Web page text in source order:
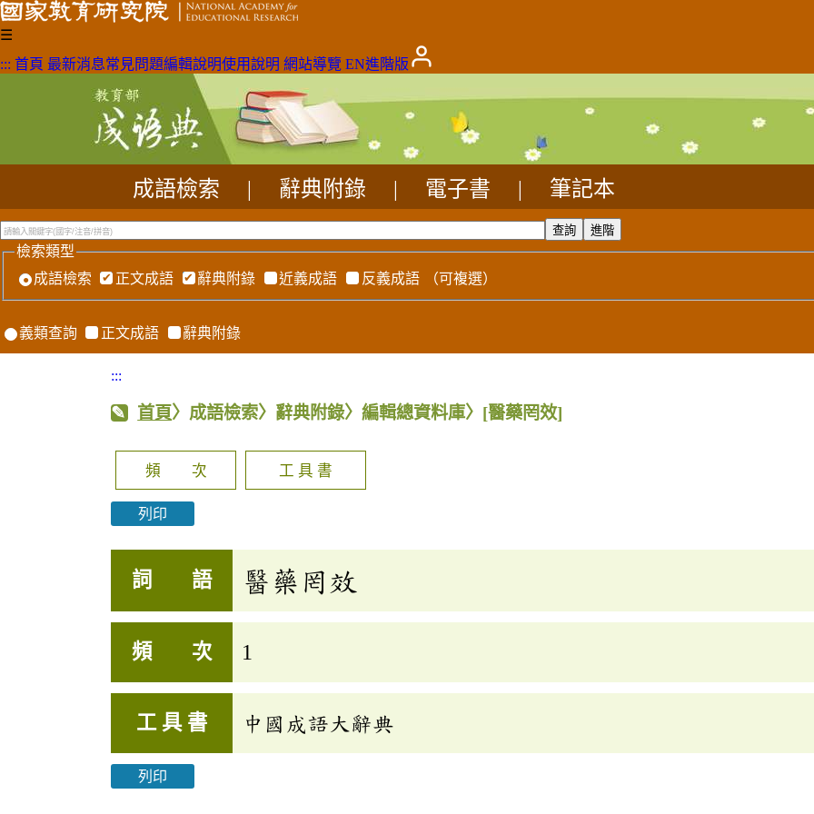
☰
::: 首頁 最新消息常見問題編輯說明使用說明 網站導覽 EN進階版
成語檢索 辭典附錄 電子書 筆記本
檢索類型
成語檢索
正文成語 辭典附錄 近義成語 反義成語 （可複選）
義類查詢 正文成語 辭典附錄
:::
首頁〉成語檢索〉辭典附錄〉編輯總資料庫〉 [醫藥罔效]
頻 次 工 具 書
列印
詞 語 醫藥罔效
頻 次 1
工 具 書 中國成語大辭典
列印